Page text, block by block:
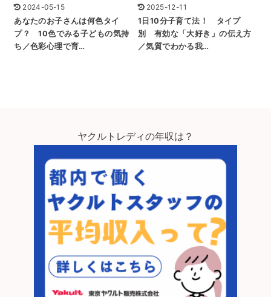
2024-05-15
あなたのお子さんは何色タイ
プ？ 10色でみる子どもの気持
ち／色彩心理で育…
2025-12-11
1日10分子育て法！ タイプ
別 有効な「大好き」の伝え方
／気質でわかる我…
ヤクルトレディの年収は？